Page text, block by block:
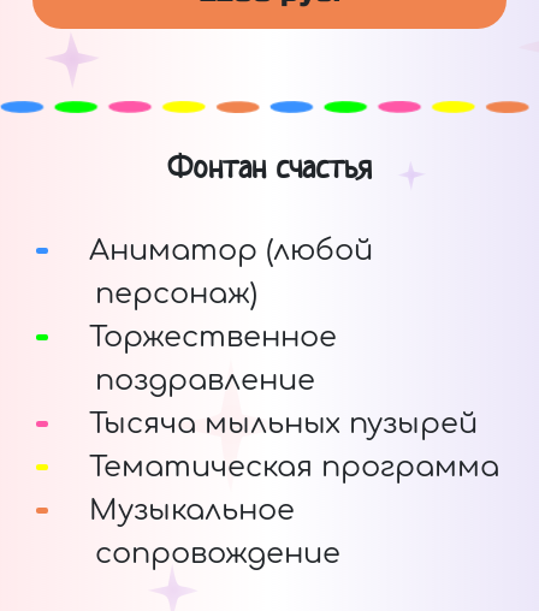
Фонтан счастья
Аниматор (любой
персонаж)
Торжественное
поздравление
Тысяча мыльных пузырей
Тематическая программа
Музыкальное
сопровождение